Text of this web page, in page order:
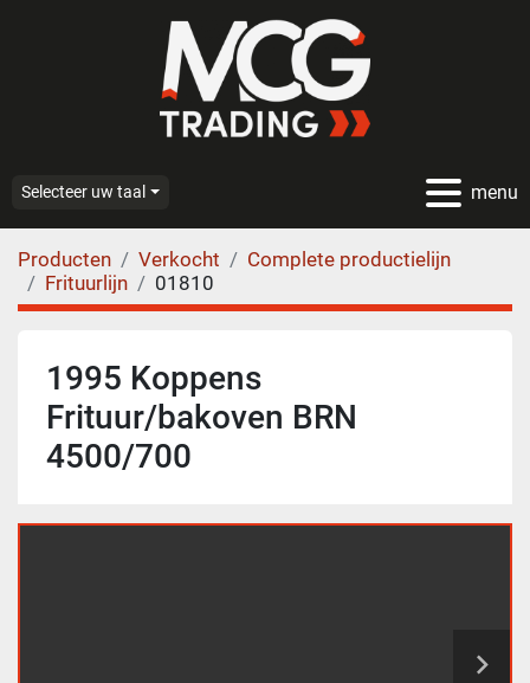
menu
Selecteer uw taal
Producten Verkocht
Complete productielijn
Frituurlijn
01810
1995 Koppens
Frituur/bakoven BRN
4500/700